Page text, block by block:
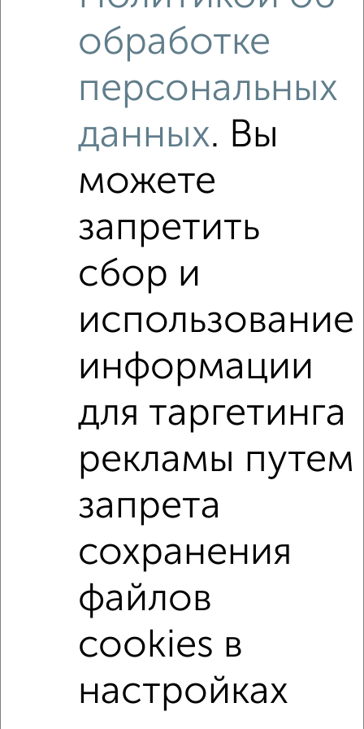
Рядом, с меньшей ценой
3‑комнатные квартиры
Поиск по схожим параметрам:
на улице Кирпичная не первый этаж с балконом
Вторичное жилье в кирпичном доме
с раздельным санузлом площадью до 80 м²
С большой лоджией В зеленой зоне
Однокомнатные Двухкомнатные Трехкомнатные
4‑комнатные
обработке
персональных
данных. Вы
можете
запретить
сбор и
использование
информации
для таргетинга
рекламы путем
запрета
сохранения
файлов
cookies в
настройках